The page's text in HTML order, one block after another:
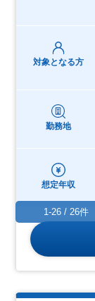
対象となる方
勤務地
想定年収
1-26 / 26件